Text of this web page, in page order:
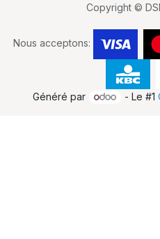
Copyright ©
Nous acceptons:
Généré par - Le #1